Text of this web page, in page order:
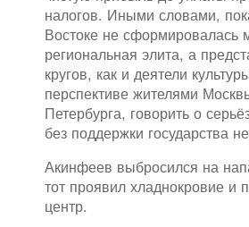
налогов. Иными словами,
Востоке не сформировалась
региональная элита, а
кругов, как и деятели
перспективе жителями
Петербурга, говорить о
без поддержки государства
Акинфеев выбросился на
тот проявил хладнокровие и
центр.